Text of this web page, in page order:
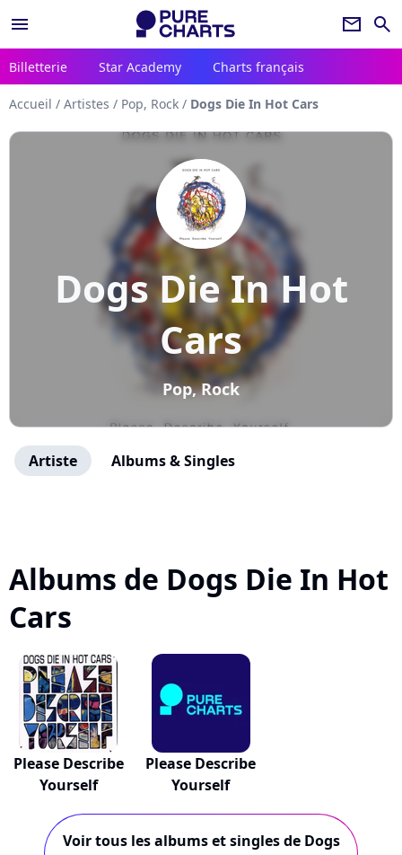
menu newsletter search
Billetterie Star Academy Charts français
Accueil / Artistes / Pop, Rock / Dogs Die In Hot Cars
Dogs Die In Hot
Cars
Pop, Rock
Artiste Albums & Singles
Albums de Dogs Die In Hot
Cars
Please Describe
Yourself
Please Describe
Yourself
Voir tous les albums et singles de Dogs